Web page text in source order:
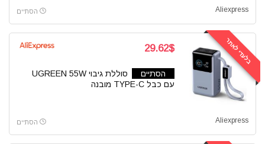
Aliexpress הסתיים
בלעדי לאתר 29.62$
הסתיים
סוללת גיבוי UGREEN 55W
עם כבל TYPE-C מובנה
Aliexpress הסתיים